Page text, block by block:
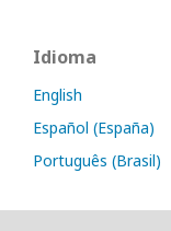
Idioma
English
Español (España)
Português (Brasil)